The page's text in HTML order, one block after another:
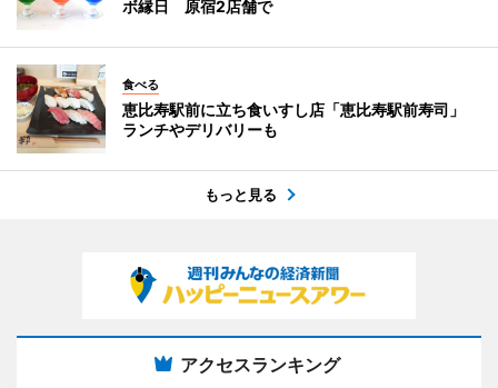
ボ縁日 原宿2店舗で
食べる
恵比寿駅前に立ち食いすし店「恵比寿駅前寿司」
ランチやデリバリーも
もっと見る
アクセスランキング